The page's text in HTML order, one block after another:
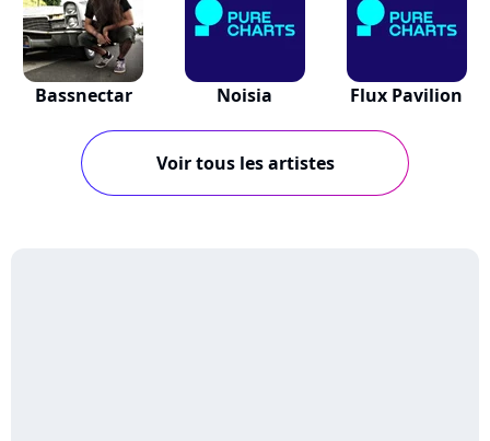
Bassnectar Noisia Flux Pavilion
Voir tous les artistes